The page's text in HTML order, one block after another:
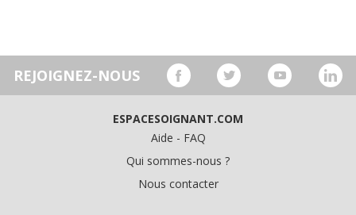
REJOIGNEZ-NOUS
ESPACESOIGNANT.COM
Aide - FAQ
Qui sommes-nous ?
Nous contacter